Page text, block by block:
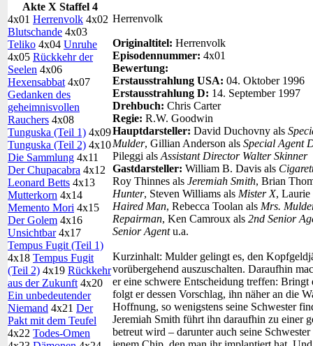
Akte X Staffel 4
4x01 Herrenvolk 4x02
Blutschande 4x03
Teliko 4x04 Unruhe
4x05 Rückkehr der
Seelen 4x06
Hexensabbat 4x07
Gedanken des
geheimnisvollen
Rauchers 4x08
Tunguska (Teil 1) 4x09
Tunguska (Teil 2) 4x10
Die Sammlung 4x11
Der Chupacabra 4x12
Leonard Betts 4x13
Mutterkorn 4x14
Memento Mori 4x15
Der Golem 4x16
Unsichtbar4x17
Tempus Fugit (Teil 1)
4x18 Tempus Fugit
(Teil 2) 4x19 Rückkehr
aus der Zukunft 4x20
Ein unbedeutender
Niemand 4x21 Der
Pakt mit dem Teufel
4x22 Todes-Omen
Herrenvolk
Originaltitel: Herrenvolk
Episodennummer: 4x01
Bewertung:
Erstausstrahlung USA: 04. Oktober 1996
Erstausstrahlung D: 14. September 1997
Drehbuch: Chris Carter
Regie: R.W. Goodwin
Hauptdarsteller: David Duchovny als
Mulder, Gillian Anderson als Special Agent
Pileggi als Assistant Director Walter Skinner
Gastdarsteller: William B. Davis als
Roy Thinnes als Jeremiah Smith, Brian
Hunter, Steven Williams als Mister X,
Haired Man, Rebecca Toolan als Mrs.
Repairman, Ken Camroux als 2nd Senior
Senior Agentu.a.
Kurzinhalt: Mulder gelingt es, den
vorübergehend auszuschalten. Daraufhin
er eine schwere Entscheidung treffen:
folgt er dessen Vorschlag, ihn näher an die
Hoffnung, so wenigstens seine Schwester
Jeremiah Smith führt ihn daraufhin zu einer
betreut wird – darunter auch seine